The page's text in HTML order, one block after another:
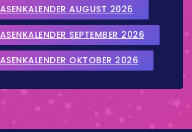
AUGUST 2026
SEPTEMBER 2026
OKTOBER 2026